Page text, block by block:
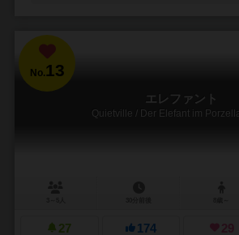
No.13
エレファント
Quietville / Der Elefant im
27 174 29